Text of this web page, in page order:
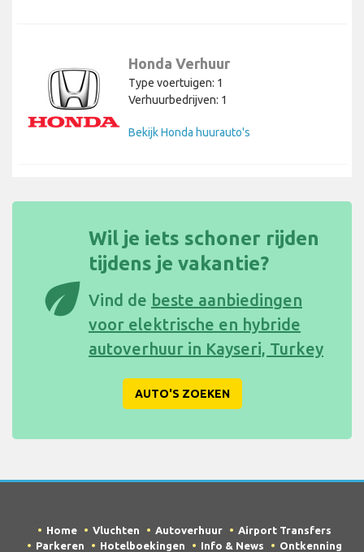
Honda Verhuur
Type voertuigen: 1
Verhuurbedrijven: 1
Bekijk Honda huurauto's
eco
Wil je iets schoner rijden
tijdens je vakantie?
Vind de beste aanbiedingen
voor elektrische en hybride
autoverhuur in Kayseri, Turkey
AUTO'S ZOEKEN
Home Vluchten Autoverhuur
Airport Transfers
Parkeren
Hotelboekingen Info & News Ontkenning